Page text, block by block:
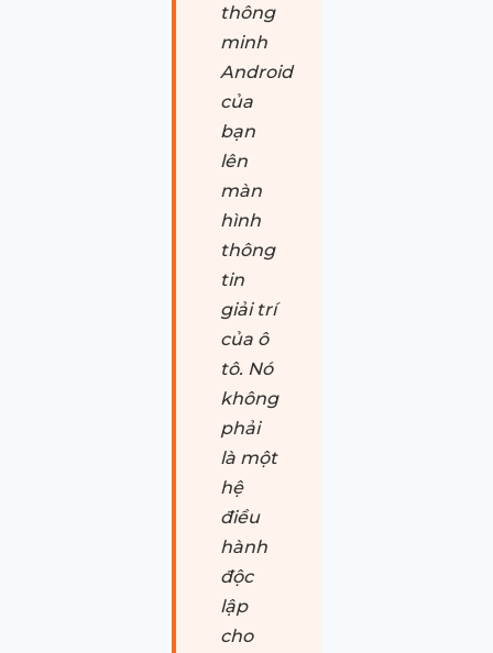
thông
minh
Android
của
bạn
lên
màn
hình
thông
tin
giải trí
của ô
tô. Nó
không
phải
là một
hệ
điều
hành
độc
lập
cho